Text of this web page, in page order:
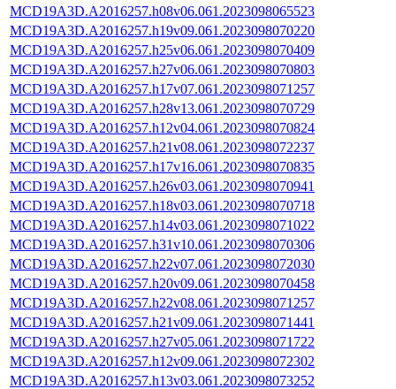
MCD19A3D.A2016257.h08v06.061.2023098065523
MCD19A3D.A2016257.h19v09.061.2023098070220
MCD19A3D.A2016257.h25v06.061.2023098070409
MCD19A3D.A2016257.h27v06.061.2023098070803
MCD19A3D.A2016257.h17v07.061.2023098071257
MCD19A3D.A2016257.h28v13.061.2023098070729
MCD19A3D.A2016257.h12v04.061.2023098070824
MCD19A3D.A2016257.h21v08.061.2023098072237
MCD19A3D.A2016257.h17v16.061.2023098070835
MCD19A3D.A2016257.h26v03.061.2023098070941
MCD19A3D.A2016257.h18v03.061.2023098070718
MCD19A3D.A2016257.h14v03.061.2023098071022
MCD19A3D.A2016257.h31v10.061.2023098070306
MCD19A3D.A2016257.h22v07.061.2023098072030
MCD19A3D.A2016257.h20v09.061.2023098070458
MCD19A3D.A2016257.h22v08.061.2023098071257
MCD19A3D.A2016257.h21v09.061.2023098071441
MCD19A3D.A2016257.h27v05.061.2023098071722
MCD19A3D.A2016257.h12v09.061.2023098072302
MCD19A3D.A2016257.h13v03.061.2023098073252